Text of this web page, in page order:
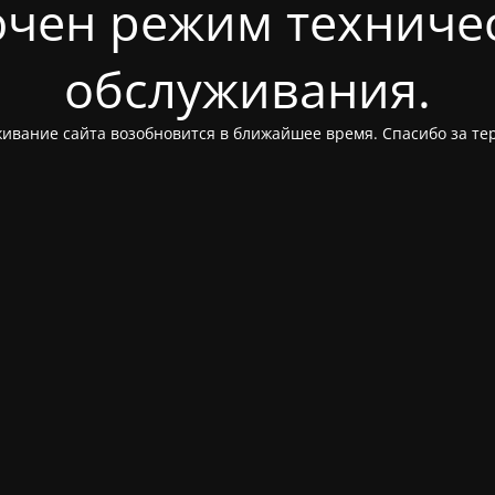
режим
обслуживания.
сайта возобновится в ближайшее время. Спасибо за